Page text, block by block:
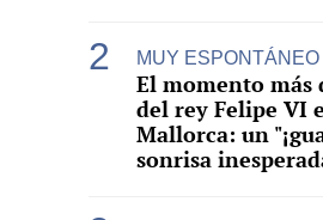
MUY ESPONTÁNEO
El momento
del rey Felipe VI
Mallorca: un
sonrisa